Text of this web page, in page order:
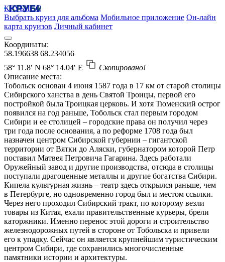
КРУБИСС
Выбрать круиз для альбома Мобильное приложение Он-лайн
карта круизов Личный кабинет
Координаты:
58.196638 68.234056
58° 11.8′ N 68° 14.04′ E
Скопировано!
Описание места:
Тобольск основан 4 июня 1587 года в 17 км от старой столицы
Сибирского ханства в день Святой Троицы, первой его
постройкой была Троицкая церковь. И хотя Тюменский острог
появился на год раньше, Тобольск стал первым городом
Сибири и ее столицей – городские права он получил через
три года после основания, а по реформе 1708 года был
назначен центром Сибирской губернии – гигантской
территории от Вятки до Аляски, губернатором которой Петр
поставил Матвея Петровича Гагарина. Здесь работали
Оружейный завод и другие производства, отсюда в столицы
поступали драгоценные металлы и другие богатства Сибири.
Кипела культурная жизнь – театр здесь открылся раньше, чем
в Петербурге, но одновременно город был и местом ссылки.
Через него проходил Сибирский тракт, по которому везли
товары из Китая, ехали правительственные курьеры, брели
каторжники. Именно перенос этой дороги и строительство
железнодорожных путей в стороне от Тобольска и привели
его к упадку. Сейчас он является крупнейшим туристическим
центром Сибири, где сохранились многочисленные
памятники истории и архитектуры.